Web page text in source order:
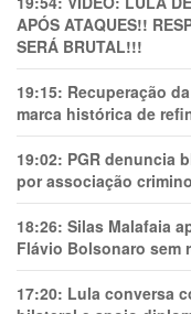
APÓS ATAQUES!!
SERÁ BRUTAL!!!
19:15: Recuperação
marca histórica de
19:02: PGR denuncia
por associação
18:26: Silas Malafaia
Flávio Bolsonaro sem
17:20: Lula conversa